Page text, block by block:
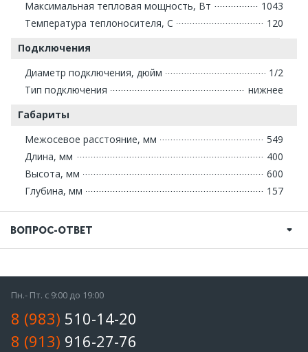
Максимальная тепловая мощность, Вт
1043
Температура теплоносителя, С
120
Подключения
Диаметр подключения, дюйм
1/2
Тип подключения
нижнее
Габариты
Межосевое расстояние, мм
549
Длина, мм
400
Высота, мм
600
Глубина, мм
157
ВОПРОС-ОТВЕТ
Пн.- Пт. с 9:00 до 19:00
8 (983) 510-14-20
8 (913) 916-27-76